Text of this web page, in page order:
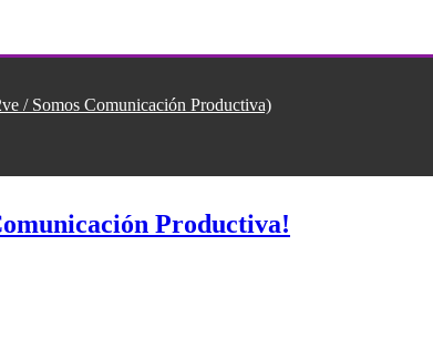
/ Somos Comunicación Productiva)
Productiva!